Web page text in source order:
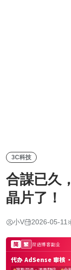
3C科技
合謀已久
晶片了！
小V 2026-05-11